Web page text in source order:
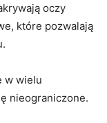
oczy
które pozwalają
w wielu
nieograniczone.